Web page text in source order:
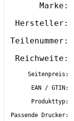
Marke:
Hersteller:
Teilenummer:
Reichweite:
Seitenpreis:
EAN / GTIN:
Produkttyp:
Passende Drucker: